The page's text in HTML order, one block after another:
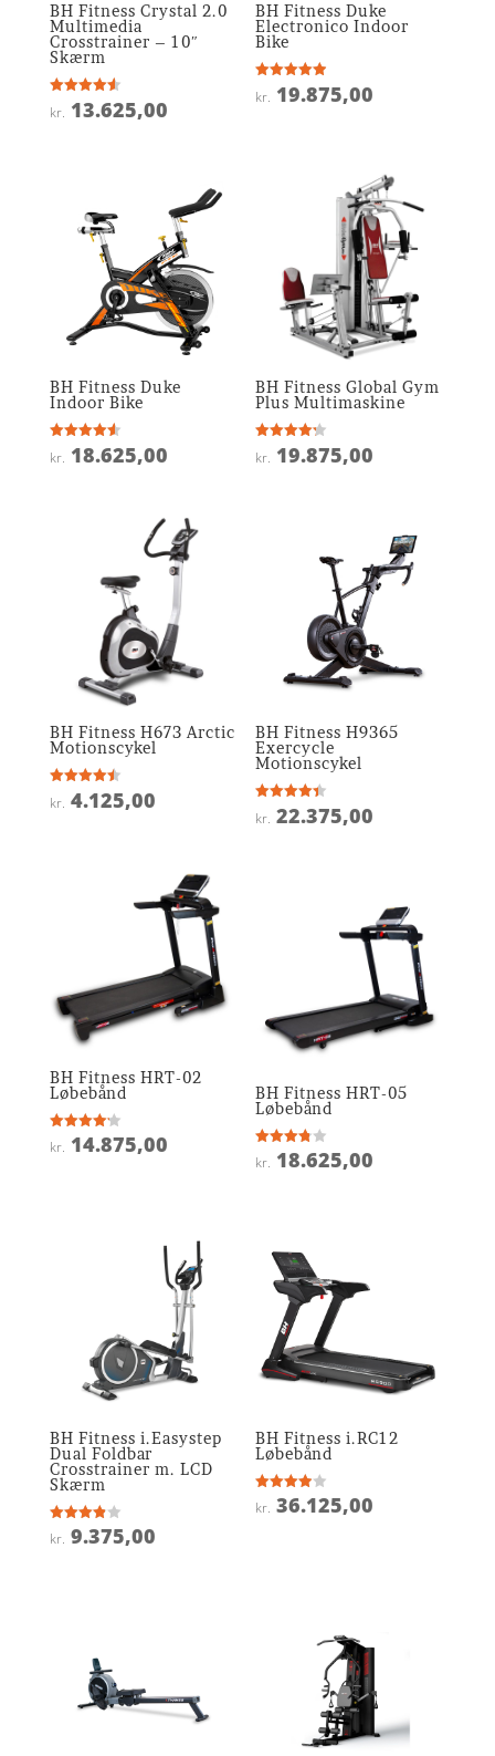
BH Fitness Crystal 2.0
Multimedia
Crosstrainer – 10″
Skærm
Vurderet
4.6
kr. 13.625,00
BH Fitness Duke
Electronico Indoor
Bike
Vurderet
4.9
kr. 19.875,00
BH Fitness Duke
Indoor Bike
Vurderet
4.6
kr. 18.625,00
BH Fitness Global Gym
Plus Multimaskine
Vurderet
4.2
kr. 19.875,00
BH Fitness H673 Arctic
Motionscykel
Vurderet
4.5
kr. 4.125,00
BH Fitness H9365
Exercycle
Motionscykel
Vurderet
4.4
kr. 22.375,00
BH Fitness HRT-02
Løbebånd
Vurderet
4.2
kr. 14.875,00
BH Fitness HRT-05
Løbebånd
Vurderet
3.8
kr. 18.625,00
BH Fitness i.Easystep
Dual Foldbar
Crosstrainer m. LCD
Skærm
Vurderet
3.9
kr. 9.375,00
BH Fitness i.RC12
Løbebånd
Vurderet
3.9
kr. 36.125,00